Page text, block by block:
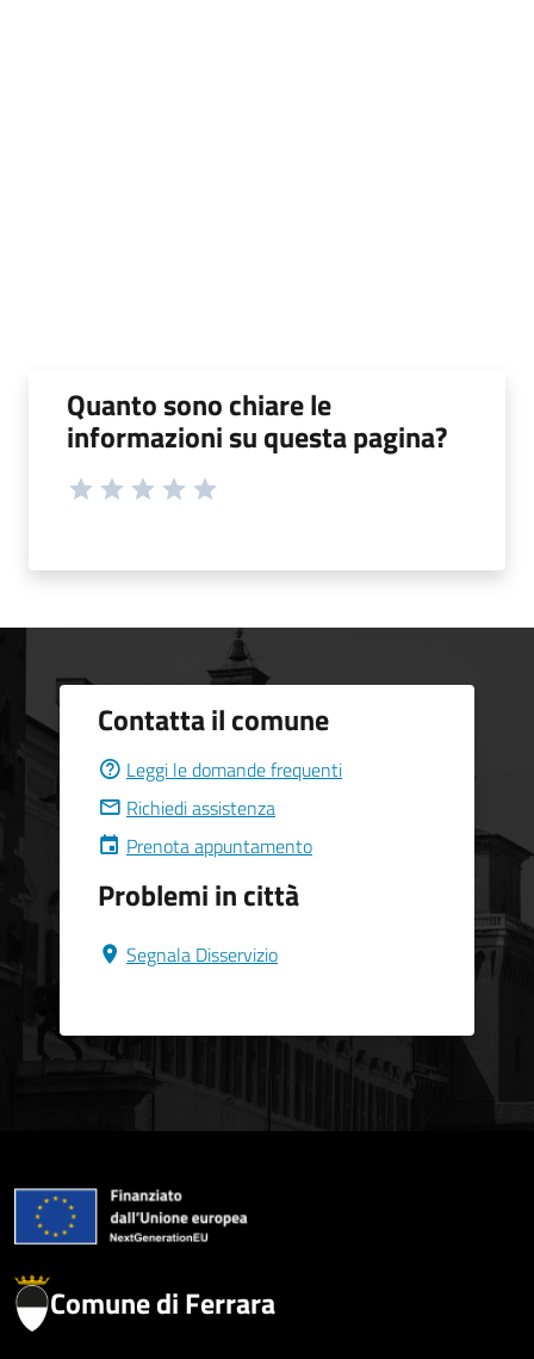
Quanto sono chiare le
informazioni su questa pagina?
Contatta il comune
Leggi le domande frequenti
Richiedi assistenza
Prenota appuntamento
Problemi in città
Segnala Disservizio
Comune di Ferrara